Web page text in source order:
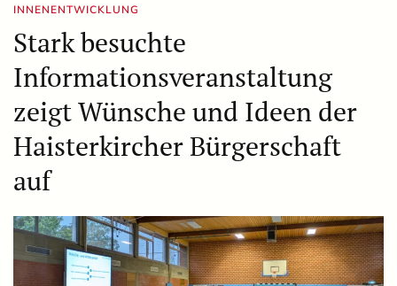
INNENENTWICKLUNG
Stark besuchte
Informationsveranstaltung
zeigt Wünsche und Ideen der
Haisterkircher Bürgerschaft
auf